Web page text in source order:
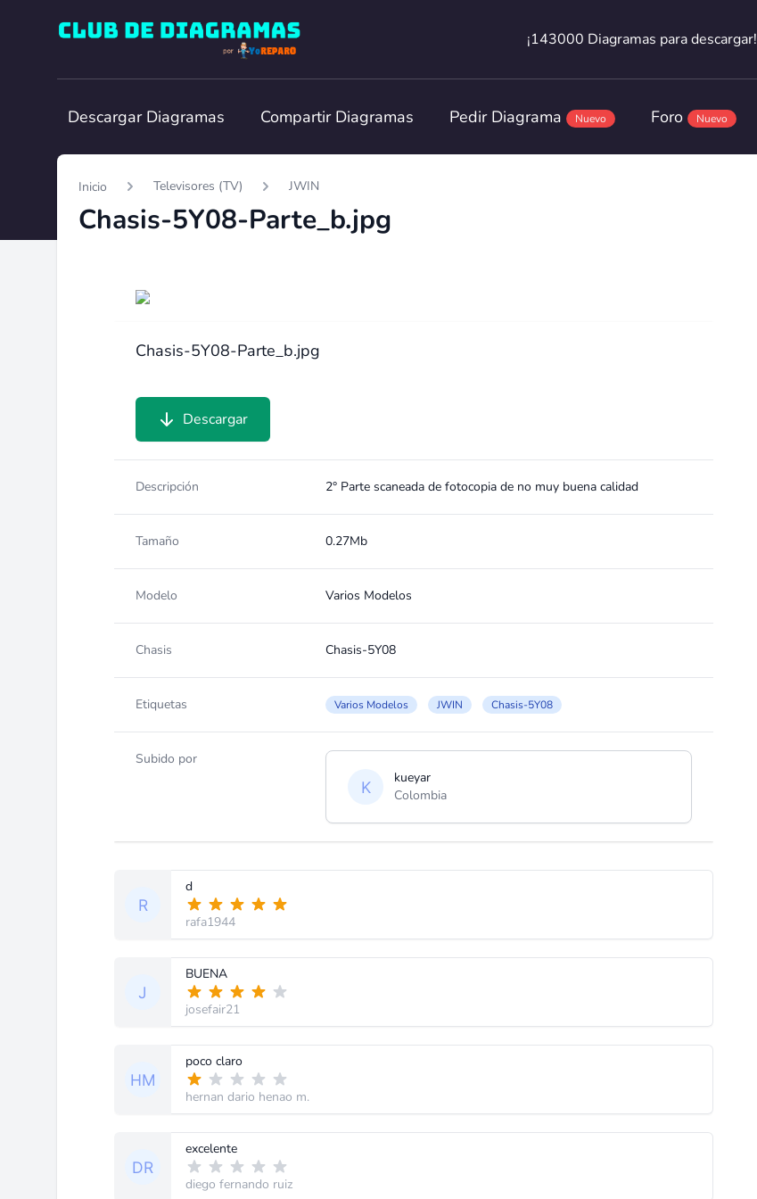
Club de Diagramas
¡143000 Diagramas para descargar!
¡143000 Diagramas para descargar!
Descargar Diagramas Compartir Diagramas Pedir Diagrama Nuevo Foro Nuevo
Inicio Televisores (TV) JWIN
Chasis-5Y08-Parte_b.jpg
Chasis-5Y08-Parte_b.jpg
Descargar
Descripción 2° Parte scaneada de fotocopia de no muy buena calidad
Tamaño 0.27Mb
Modelo Varios Modelos
Chasis Chasis-5Y08
Etiquetas Varios Modelos JWIN Chasis-5Y08
Subido por
kueyar
Colombia
d
rafa1944
BUENA
josefair21
poco claro
hernan dario henao m.
excelente
diego fernando ruiz